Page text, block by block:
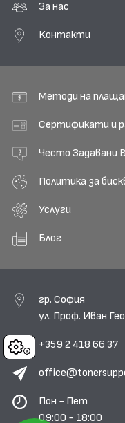
Cookies
За нас
Контакти
Методи на
Сертификати и
Често Задавани
Политика за
Услуги
Блог
гр. София
ул. Проф. Иван
+359 2 418 66 37
Пон - Пет
09:00 - 18:00